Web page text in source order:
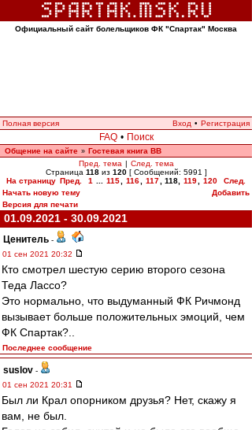
Официальный сайт болельщиков ФК "Спартак" Москва
Полная версия Вход • Регистрация
FAQ • Поиск
Общение на сайте » Гостевая книга ВВ
Пред. тема | След. тема
Страница 118из 120[ Сообщений: 5991 ]
На страницу Пред. 1 115 116 117 118 119 120
След.
Начать новую тему
Добавить
Версия для печати
01.09.2021 - 30.09.2021
Ценитель -
01 сен 2021 20:32
Кто смотрел шестую серию второго сезона
Теда Лассо?
Это нормально, что выдуманный ФК Ричмонд
вызывает больше положительных эмоций, чем
ФК Спартак?..
Последнее сообщение
suslov -
01 сен 2021 20:31
Был ли Крал опорником друзья? Нет, скажу я
вам, не был.